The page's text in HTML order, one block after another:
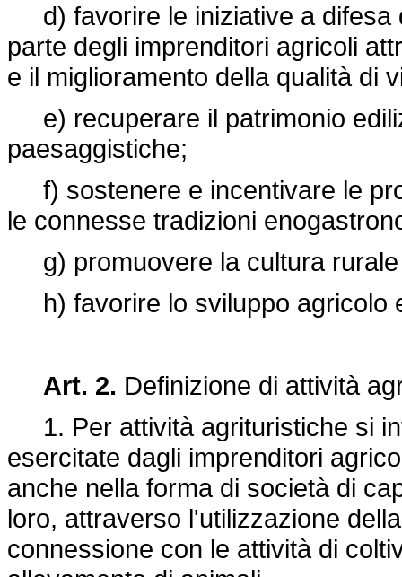
d) favorire le iniziative a difesa
parte degli imprenditori agricoli
e il miglioramento della qualità di
e) recuperare il patrimonio
paesaggistiche;
f) sostenere e incentivare le
le connesse tradizioni
g) promuovere la cultura rurale
h) favorire lo sviluppo agricolo
Art. 2. Definizione di attività
1. Per attività agrituristiche si
esercitate dagli imprenditori
anche nella forma di società di
loro, attraverso l'utilizzazione
connessione con le attività di